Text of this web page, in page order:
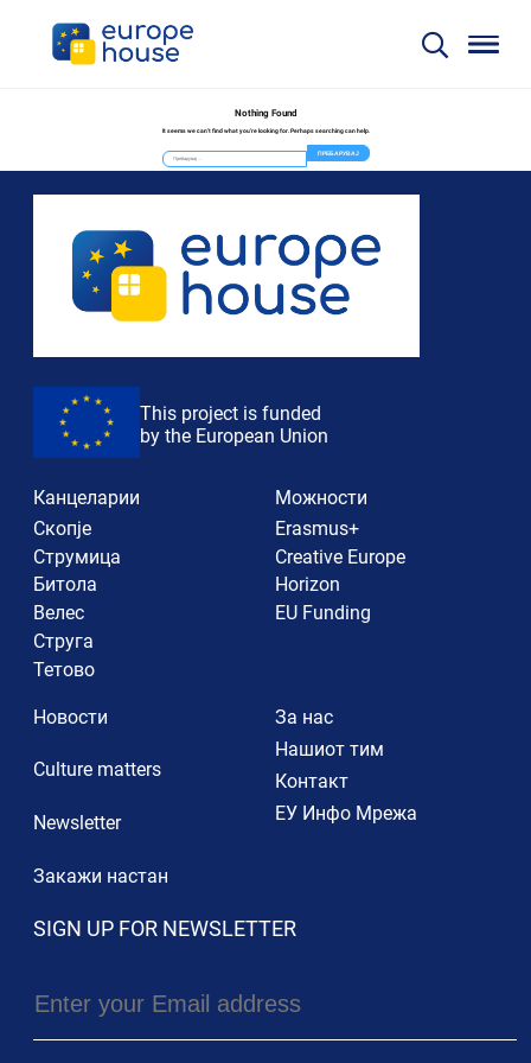
Nothing Found
It seems we can’t find what you’re looking for. Perhaps searching can help.
Пребарувај
за:
This project is funded
by the European Union
Канцеларии
Скопје
Струмица
Битола
Велес
Струга
Тетово
Можности
Erasmus+
Creative Europe
Horizon
EU Funding
Новости
Culture matters
Newsletter
Закажи настан
За нас
Нашиот тим
Контакт
ЕУ Инфо Мрежа
SIGN UP FOR NEWSLETTER